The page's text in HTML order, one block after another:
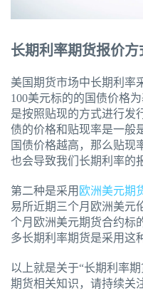
长期利率期货报价方
美国期货市场中长期利率
100美元标的的国债价格
是按照贴现的方式进行发
债的价格和贴现率是一般
国债价格越高，那么贴现
也会导致我们长期利率的
第二种是采用 欧洲美元期
易所近期三个月欧洲美元
个月欧洲美元期货合约标
多长期利率期货是采用这
以上就是关于“长期利率
期货相关知识，请持续关